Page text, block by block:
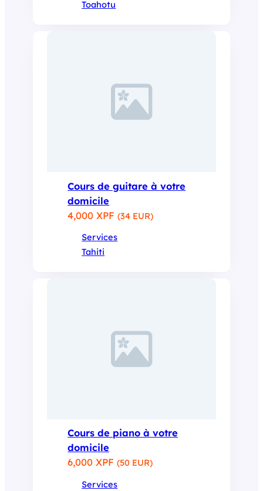
Toahotu
Cours de guitare à votre
domicile
4,000 XPF(34 EUR)
Services
Tahiti
Cours de piano à votre
domicile
6,000 XPF(50 EUR)
Services